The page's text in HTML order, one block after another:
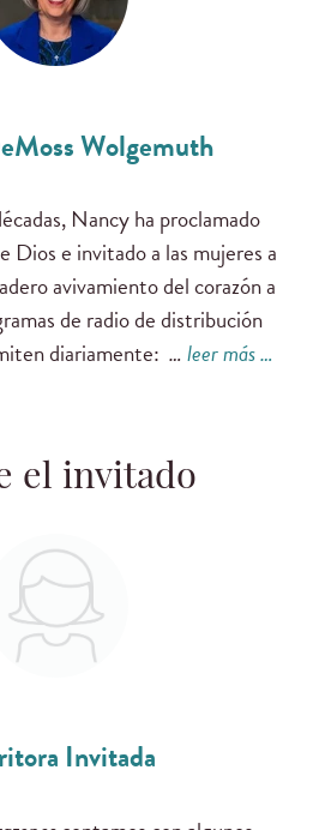
Wolgemuth
Nancy ha proclamado
Dios e invitado a las mujeres a
avivamiento del corazón a
de radio de distribución
diariamente: …leer más …
el invitado
Invitada